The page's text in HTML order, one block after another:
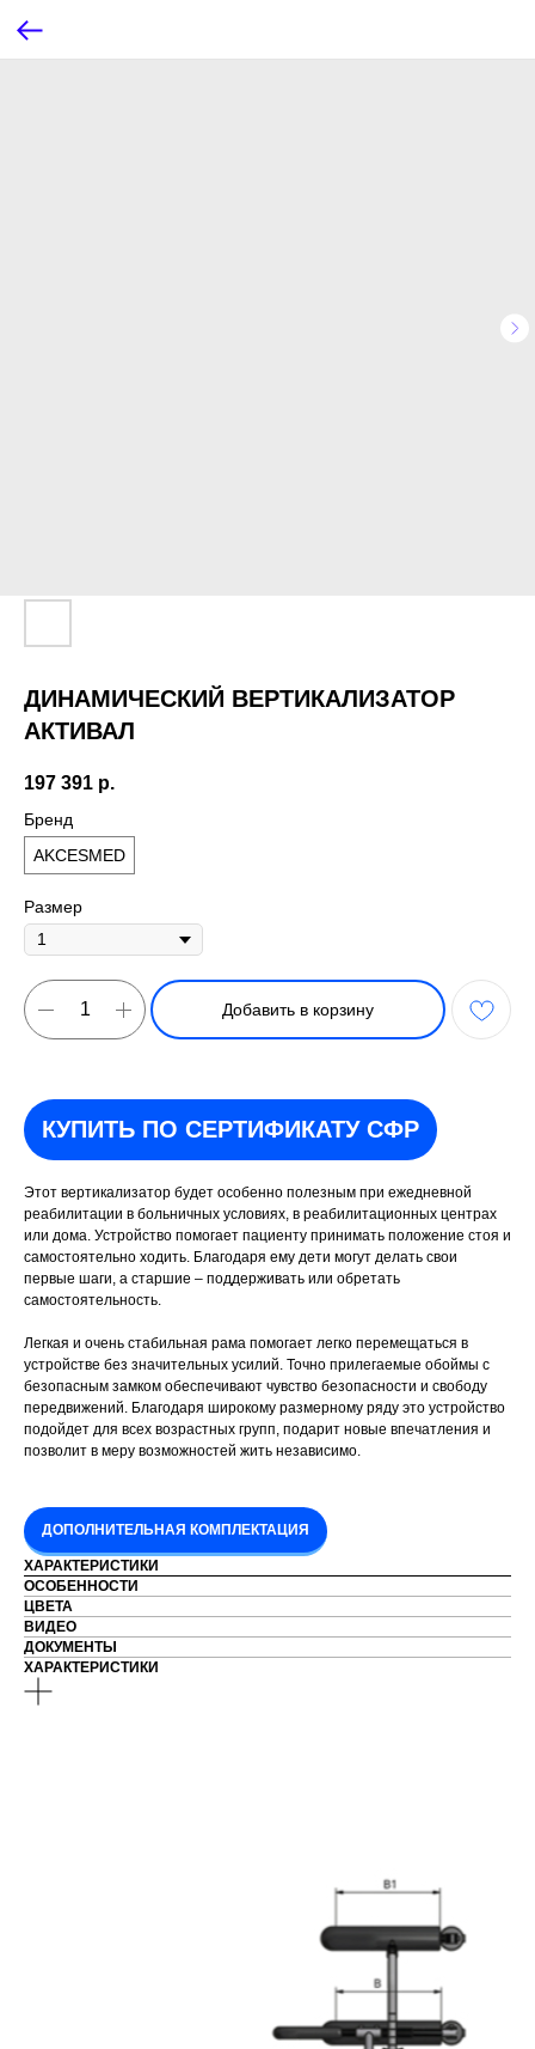
ДИНАМИЧЕСКИЙ ВЕРТИКАЛИЗАТОР
АКТИВАЛ
197 391 р.
Бренд
AKCESMED
Размер
Добавить в корзину
КУПИТЬ ПО СЕРТИФИКАТУ СФР
Этот вертикализатор будет особенно полезным при ежедневной
реабилитации в больничных условиях, в реабилитационных центрах
или дома. Устройство помогает пациенту принимать положение стоя и
самостоятельно ходить. Благодаря ему дети могут делать свои
первые шаги, а старшие – поддерживать или обретать
самостоятельность.
Легкая и очень стабильная рама помогает легко перемещаться в
устройстве без значительных усилий. Точно прилегаемые обоймы с
безопасным замком обеспечивают чувство безопасности и свободу
передвижений. Благодаря широкому размерному ряду это устройство
подойдет для всех возрастных групп, подарит новые впечатления и
позволит в меру возможностей жить независимо.
ДОПОЛНИТЕЛЬНАЯ КОМПЛЕКТАЦИЯ
ХАРАКТЕРИСТИКИ
ОСОБЕННОСТИ
ЦВЕТА
ВИДЕО
ДОКУМЕНТЫ
ХАРАКТЕРИСТИКИ